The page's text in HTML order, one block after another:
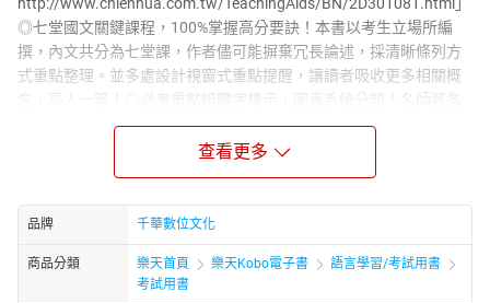
◎七堂國文關鍵課程，100%掌握高分要訣！本書以考生立場所編
撰，內文共分為七堂課，作者儘可能摒棄冗長論述，採清晰條列方
式重點整理。並多處設計視窗式重點提醒，讓讀者吸收更多相關概
念，高人一等！◎必考重點粗體字標示，圖表系統分類！名師將各
堂課細分，挑選出重要關鍵予以粗體字標示，以期達到讓考生在考
前關鍵時間內快速複習，有事半功倍的效果。每一堂課最後都附有
作者精編的模擬試題，立即驗收讀書成效，知道自己尚未讀熟的觀
勢。◎複選題型，考前演練，搶得必勝先機！每一堂課最後都附有
作者精編的模擬試題，立即驗收讀書成效，知道自己尚未讀熟的觀
念有哪些，針對重點加強記憶，並了解考試出題方式以及命題趨
勢。此外為因應複選題型，本書精選試題除單選題外，特別新增複
查看更多
品牌 千華數位文化
商品分類 樂天首頁 樂天Kobo電子書
語言學習/考試用書
考試用書